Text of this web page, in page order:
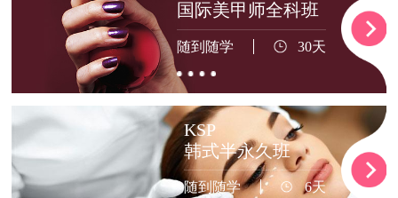
国际美甲师全科班
随到随学 30天
KSP
韩式半永久班
随到随学 6天